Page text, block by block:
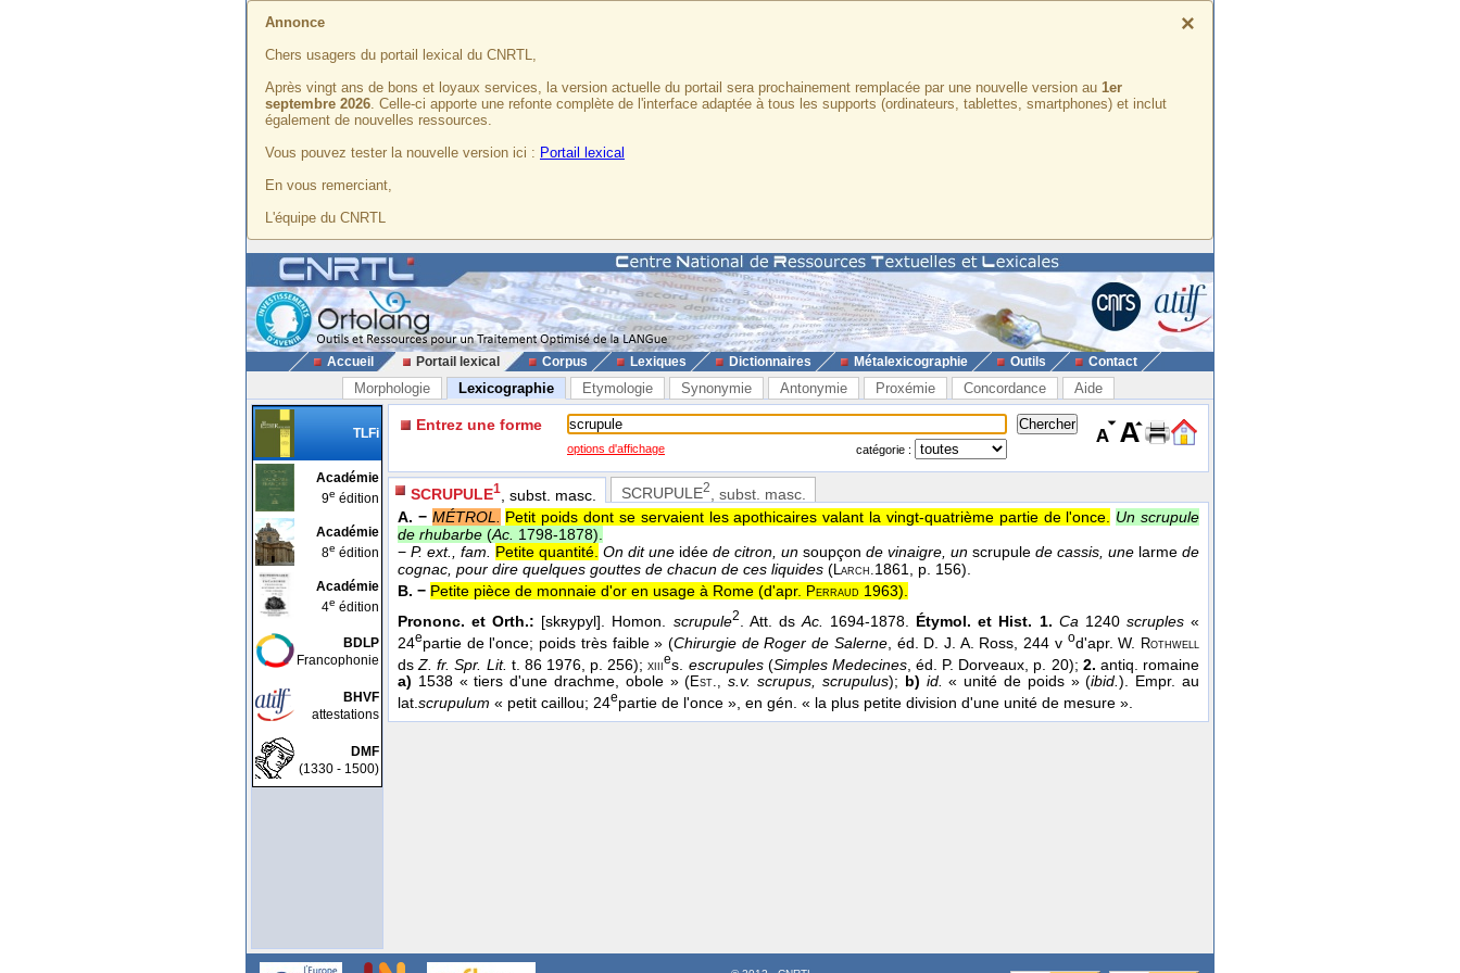
×
Annonce
Chers usagers du portail lexical du CNRTL,
Après vingt ans de bons et loyaux services, la version actuelle du portail sera prochainement remplacée par une nouvelle version au 1er
septembre 2026. Celle-ci apporte une refonte complète de l'interface adaptée à tous les supports (ordinateurs, tablettes, smartphones) et inclut
également de nouvelles ressources.
Vous pouvez tester la nouvelle version ici : Portail lexical
En vous remerciant,
L'équipe du CNRTL
Accueil Portail lexical Corpus Lexiques Dictionnaires Métalexicographie Outils Contact
Morphologie Lexicographie Etymologie Synonymie Antonymie Proxémie Concordance Aide
TLFi
Académie
9e édition
Académie
8e édition
Académie
4e édition
BDLP
Francophonie
BHVF
attestations
DMF
(1330 - 1500)
Entrez une forme
options d'affichage catégorie :
SCRUPULE1 , subst. masc. SCRUPULE2
, subst. masc.
A. − MÉTROL. Petit poids dont se servaient les apothicaires valant la vingt-quatrième partie de l'once. Un scrupule
de rhubarbe (Ac. 1798-1878).
− P. ext., fam. Petite quantité. On dit une idée de citron, un soupçon de vinaigre, un scrupule de cassis, une larme de
cognac, pour dire quelques gouttes de chacun de ces liquides (Larch.1861, p. 156).
B. − Petite pièce de monnaie d'or en usage à Rome (d'apr. Perraud 1963).
Prononc. et Orth.: [skʀypyl]. Homon. scrupule2 . Att. ds Ac. 1694-1878. Étymol. et Hist. 1. Ca 1240 scruples«
24epartie de l'once; poids très faible » (Chirurgie de Roger de Salerne, éd. D. J. A. Ross, 244 v od'apr. W. Rothwell
ds Z. fr. Spr. Lit. t. 86 1976, p. 256);xiiies. escrupules(Simples Medecines, éd. P. Dorveaux, p. 20); 2. antiq. romaine
a) 1538 « tiers d'une drachme, obole » (Est.,s.v. scrupus, scrupulus); b) id. « unité de poids » (ibid.). Empr. au
lat. scrupulum « petit caillou; 24epartie de l'once », en gén. « la plus petite division d'une unité de mesure ».